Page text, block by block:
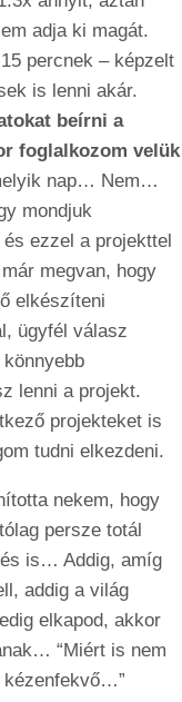
adja ki magát.
percnek – képzelt
is lenni akár.
beírni a
foglalkozom velük
nap… Nem…
mondjuk
ezzel a projekttel
megvan, hogy
elkészíteni
ügyfél válasz
lenni a projekt.
projekteket is
tudni elkezdeni.
nekem, hogy
persze totál
is… Addig, amíg
addig a világ
elkapod, akkor
“Miért is nem
kézenfekvő…”